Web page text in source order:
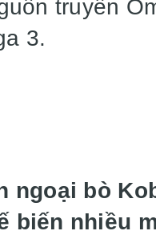
truyền
3.
ngoại bò
biến nhiều